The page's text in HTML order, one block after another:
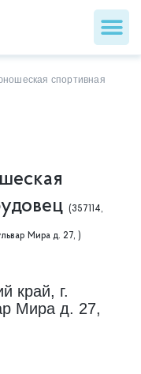
спортивная
(357114,
Мира д. 27, )
край, г.
Мира д. 27,